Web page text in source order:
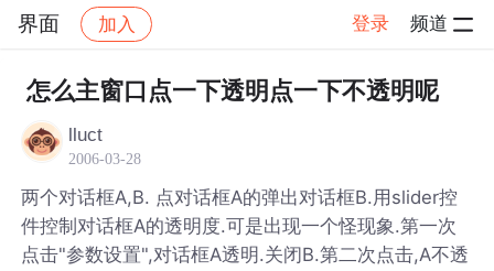
界面 加入 登录 频道
社区 界面 帖子详情
怎么主窗口点一下透明点一下不透明呢
lluct
2006-03-28
两个对话框A,B. 点对话框A的弹出对话框B.用slider控
件控制对话框A的透明度.可是出现一个怪现象.第一次
点击"参数设置",对话框A透明.关闭B.第二次点击,A不透